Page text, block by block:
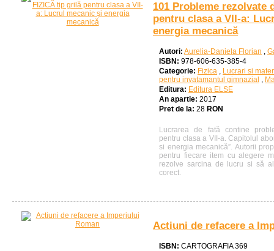
101 Probleme rezolvate
pentru clasa a VII-a:
energia mecanică
Autori: Aurelia-Daniela Florian ,
ISBN: 978-606-635-385-4
Categorie: Fizica , Lucrari si
pentru invatamantul gimnazial ,
Editura: Editura ELSE
An apartie: 2017
Pret de la: 28 RON
Lucrarea de fată contine
pentru clasa a VII-a. Capitolul
si energia mecanică”. Autorii
pentru fiecare item cu alegere
rezolve sarcina de lucru si să
corect.
Actiuni de refacere a
ISBN: CARTOGRAFIA 369